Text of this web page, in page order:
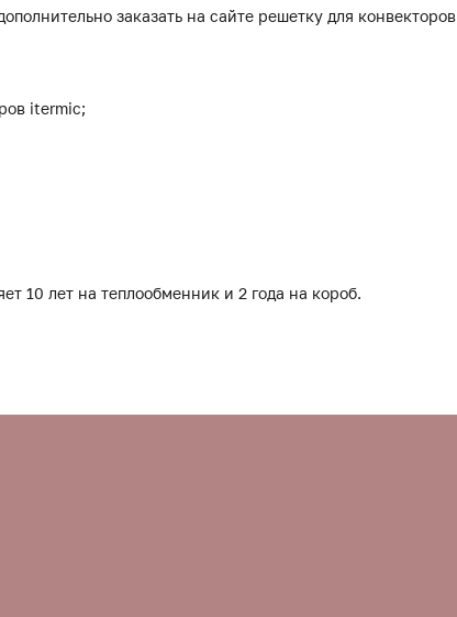
заказать на сайте решетку для конвекторов
itermic;
10 лет на теплообменник и 2 года на короб.